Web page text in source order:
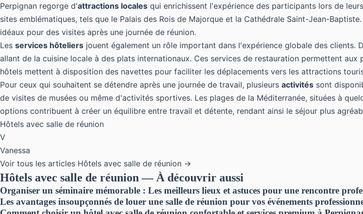
Perpignan regorge d'attractions locales qui enrichissent l'expérience des participants lors de
sites emblématiques, tels que le Palais des Rois de Majorque et la Cathédrale Saint-Jean-
idéaux pour des visites après une journée de réunion.
Les services hôteliers jouent également un rôle important dans l'expérience globale des
allant de la cuisine locale à des plats internationaux. Ces services de restauration permettent
hôtels mettent à disposition des navettes pour faciliter les déplacements vers les attractions
Pour ceux qui souhaitent se détendre après une journée de travail, plusieurs activités sont
de visites de musées ou même d'activités sportives. Les plages de la Méditerranée, situées à
options contribuent à créer un équilibre entre travail et détente, rendant ainsi le séjour plus
Hôtels avec salle de réunion
V
Vanessa
Voir tous les articles Hôtels avec salle de réunion →
Hôtels avec salle de réunion — À découvrir aussi
Organiser un séminaire mémorable : Les meilleurs lieux et astuces pour une rencontre
Les avantages insoupçonnés de louer une salle de réunion pour vos événements